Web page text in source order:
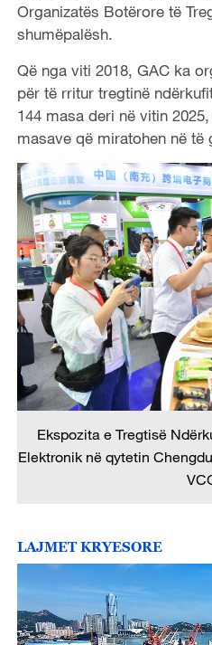
Organizatës Botërore të
shumëpalësh.
Që nga viti 2018, GAC ka
për të rritur tregtinë
144 masa deri në vitin
masave që miratohen në të
Ekspozita e Tregtisë
Elektronik në qytetin
LAJMET KRYESORE